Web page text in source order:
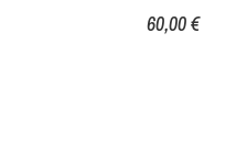
60,00 €